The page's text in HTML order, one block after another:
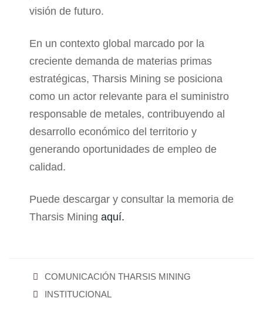
visión de futuro.
En un contexto global marcado por la
creciente demanda de materias primas
estratégicas, Tharsis Mining se posiciona
como un actor relevante para el suministro
responsable de metales, contribuyendo al
desarrollo económico del territorio y
generando oportunidades de empleo de
calidad.
Puede descargar y consultar la memoria de
Tharsis Mining aquí.
COMUNICACIÓN THARSIS MINING
INSTITUCIONAL